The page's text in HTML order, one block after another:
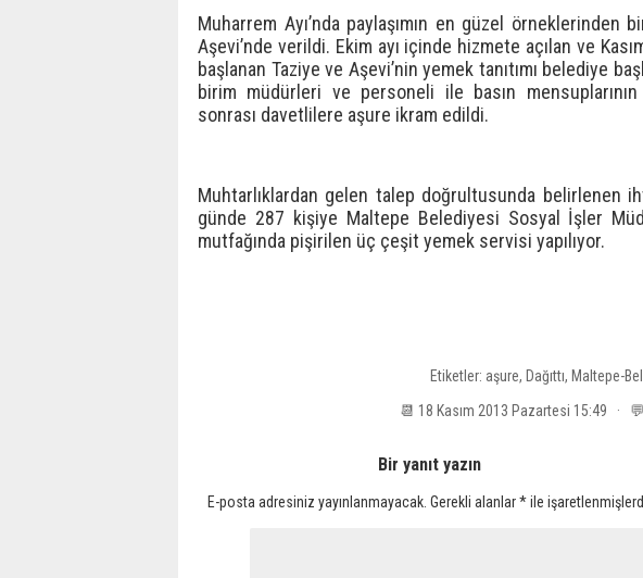
Muharrem Ayı’nda paylaşımın en güzel
Aşevi’nde verildi. Ekim ayı içinde hizmete açılan ve
başlanan Taziye ve Aşevi’nin yemek tanıtımı belediye
birim müdürleri ve personeli ile basın mensuplarının
sonrası davetlilere aşure ikram edildi.
Muhtarlıklardan gelen talep doğrultusunda belirlenen
günde 287 kişiye Maltepe Belediyesi Sosyal İşler
mutfağında pişirilen üç çeşit yemek servisi yapılıyor.
Etiketler: aşure, Dağıttı, Maltepe-
📆 18 Kasım 2013 Pazartesi 15:49 ·
Bir yanıt yazın
E-posta adresiniz yayınlanmayacak. Gerekli alanlar*ile